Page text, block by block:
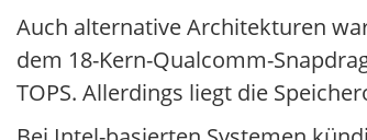
Auch alternative Architekturen
dem 18-Kern-Qualcomm-
TOPS. Allerdings liegt die